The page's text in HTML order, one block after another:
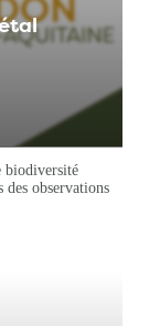
biodiversité
des observations